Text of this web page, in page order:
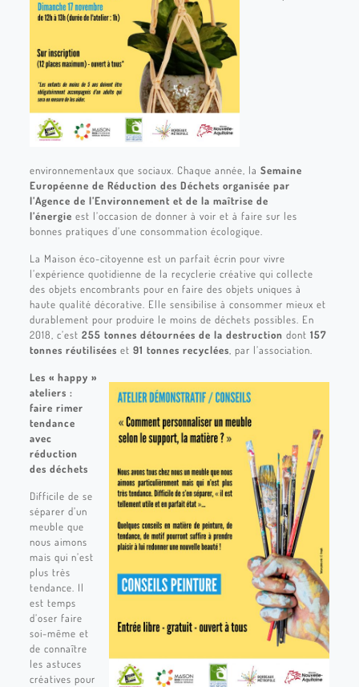
environnementaux que sociaux. Chaque année, la Semaine
Européenne de Réduction des Déchets organisée par
l’Agence de l’Environnement et de la maîtrise de
l’énergie est l’occasion de donner à voir et à faire sur les
bonnes pratiques d’une consommation écologique.
La Maison éco-citoyenne est un parfait écrin pour vivre
l’expérience quotidienne de la recyclerie créative qui collecte
des objets encombrants pour en faire des objets uniques à
haute qualité décorative. Elle sensibilise à consommer mieux et
durablement pour produire le moins de déchets possibles. En
2018, c’est 255 tonnes détournées de la destruction dont 157
tonnes réutilisées et 91 tonnes recyclées, par l’association.
Les « happy »
ateliers :
faire rimer
tendance
avec
réduction
des déchets
Difficile de se
séparer d’un
meuble que
nous aimons
mais qui n’est
plus très
tendance. Il
est temps
d’oser faire
soi-même et
de connaître
les astuces
créatives pour